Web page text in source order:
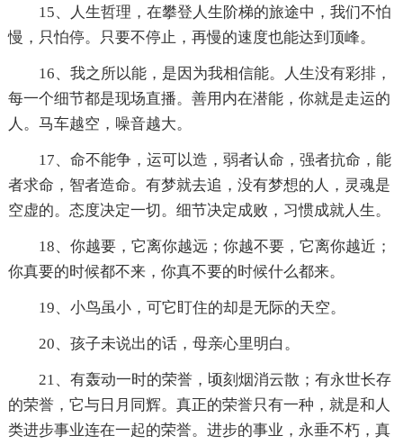
15、人生哲理，在攀登人生阶梯的旅途中，我们不怕
慢，只怕停。只要不停止，再慢的速度也能达到顶峰。
16、我之所以能，是因为我相信能。人生没有彩排，
每一个细节都是现场直播。善用内在潜能，你就是走运的
人。马车越空，噪音越大。
17、命不能争，运可以造，弱者认命，强者抗命，能
者求命，智者造命。有梦就去追，没有梦想的人，灵魂是
空虚的。态度决定一切。细节决定成败，习惯成就人生。
18、你越要，它离你越远；你越不要，它离你越近；
你真要的时候都不来，你真不要的时候什么都来。
19、小鸟虽小，可它盯住的却是无际的天空。
20、孩子未说出的话，母亲心里明白。
21、有轰动一时的荣誉，顷刻烟消云散；有永世长存
的荣誉，它与日月同辉。真正的荣誉只有一种，就是和人
类进步事业连在一起的荣誉。进步的事业，永垂不朽，真